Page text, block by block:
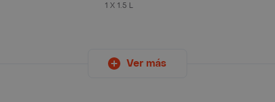
1 X 1.5 L
Ver más